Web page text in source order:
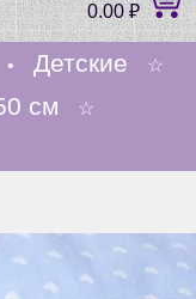
0.00₽
• Детские ☆
см ☆